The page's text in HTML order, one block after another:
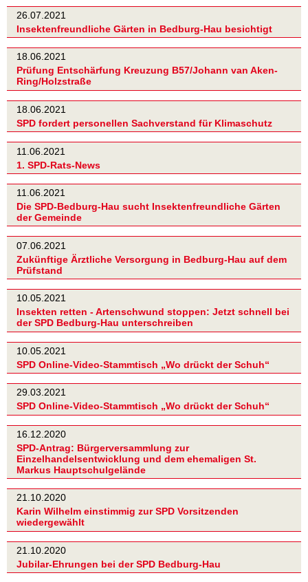
26.07.2021
Insektenfreundliche Gärten in Bedburg-Hau besichtigt
18.06.2021
Prüfung Entschärfung Kreuzung B57/Johann van Aken-
Ring/Holzstraße
18.06.2021
SPD fordert personellen Sachverstand für Klimaschutz
11.06.2021
1. SPD-Rats-News
11.06.2021
Die SPD-Bedburg-Hau sucht Insektenfreundliche Gärten
der Gemeinde
07.06.2021
Zukünftige Ärztliche Versorgung in Bedburg-Hau auf dem
Prüfstand
10.05.2021
Insekten retten - Artenschwund stoppen: Jetzt schnell bei
der SPD Bedburg-Hau unterschreiben
10.05.2021
SPD Online-Video-Stammtisch „Wo drückt der Schuh“
29.03.2021
SPD Online-Video-Stammtisch „Wo drückt der Schuh“
16.12.2020
SPD-Antrag: Bürgerversammlung zur
Einzelhandelsentwicklung und dem ehemaligen St.
Markus Hauptschulgelände
21.10.2020
Karin Wilhelm einstimmig zur SPD Vorsitzenden
wiedergewählt
21.10.2020
Jubilar-Ehrungen bei der SPD Bedburg-Hau